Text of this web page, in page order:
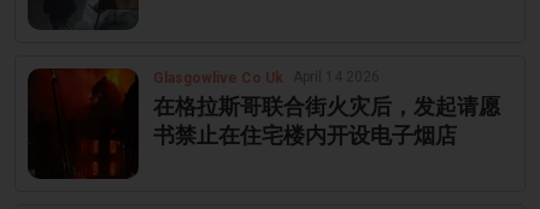
Glasgowlive Co Uk
在格拉斯哥联合街火灾后，发起请愿
书禁止在住宅楼内开设电子烟店